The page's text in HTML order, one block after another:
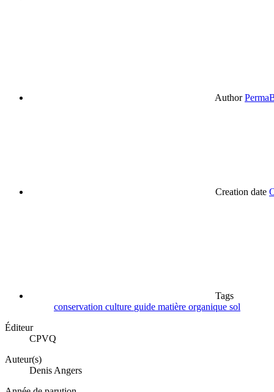
Author
Creation date
Tags
conservation culture guide matière organique sol
Éditeur
CPVQ
Auteur(s)
Denis Angers